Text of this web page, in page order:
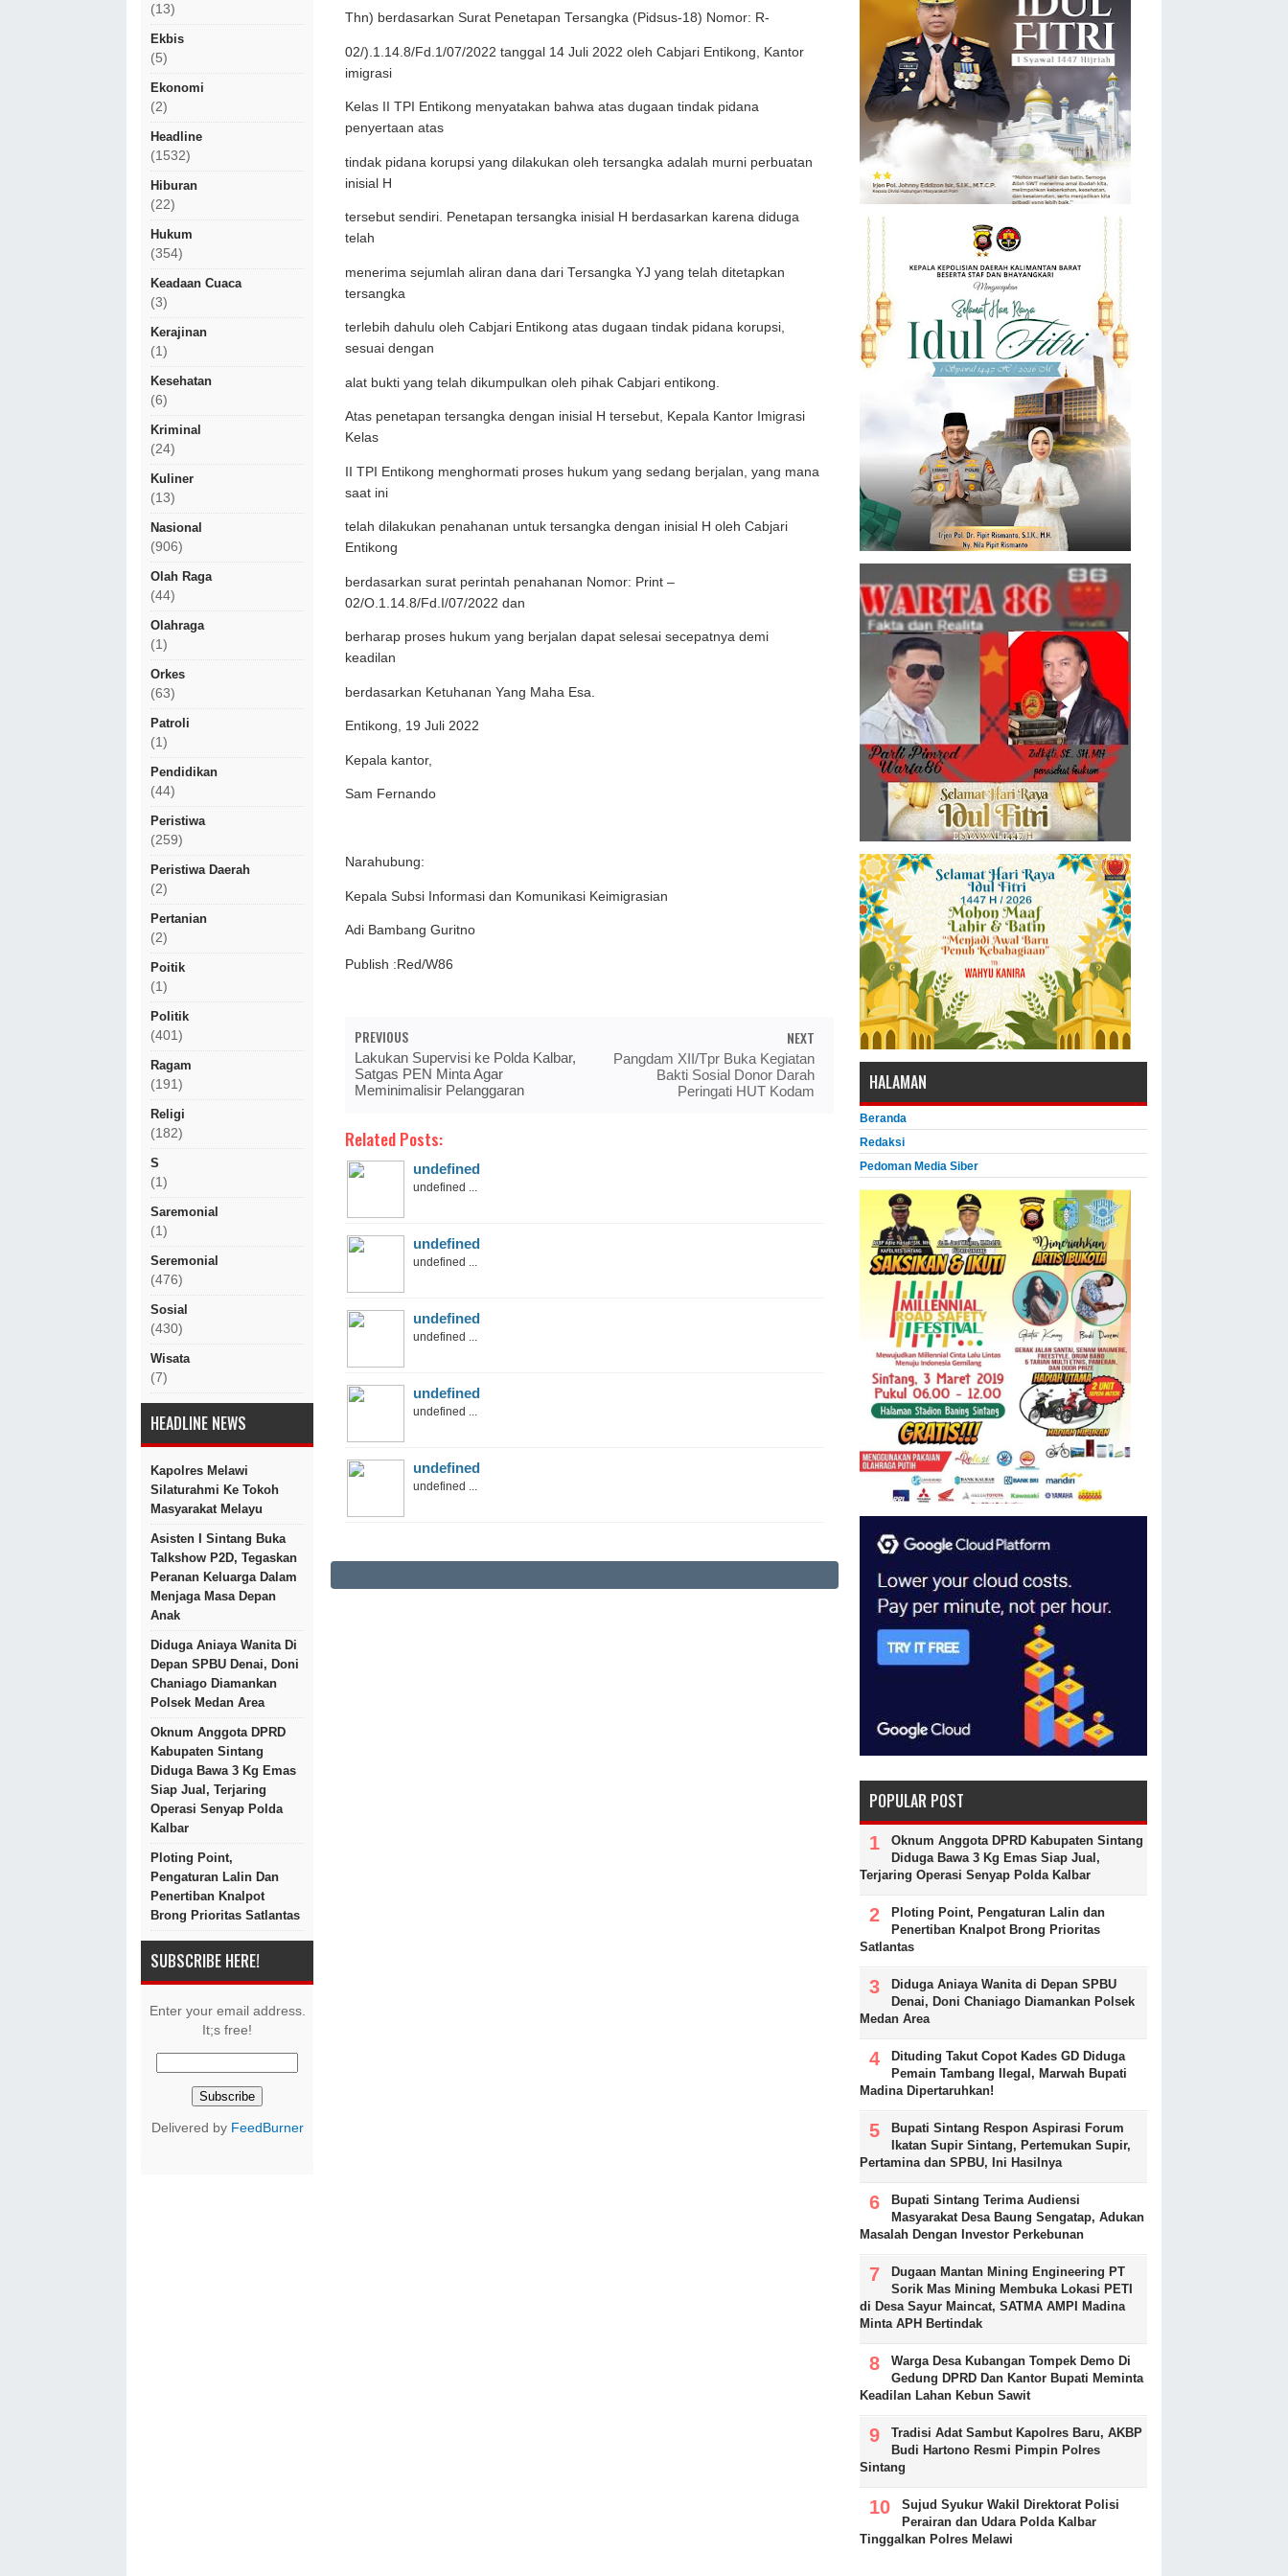
(13)
Ekbis
(5)
Ekonomi
(2)
Headline
(1532)
Hiburan
(22)
Hukum
(354)
Keadaan Cuaca
(3)
Kerajinan
(1)
Kesehatan
(6)
Kriminal
(24)
Kuliner
(13)
Nasional
(906)
Olah Raga
(44)
Olahraga
(1)
Orkes
(63)
Patroli
(1)
Pendidikan
(44)
Peristiwa
(259)
Peristiwa Daerah
(2)
Pertanian
(2)
Poitik
(1)
Politik
(401)
Ragam
(191)
Religi
(182)
S
(1)
Saremonial
(1)
Seremonial
(476)
Sosial
(430)
Wisata
(7)
HEADLINE NEWS
Kapolres Melawi
Silaturahmi Ke Tokoh
Masyarakat Melayu
Asisten I Sintang Buka
Talkshow P2D, Tegaskan
Peranan Keluarga Dalam
Menjaga Masa Depan
Anak
Diduga Aniaya Wanita Di
Depan SPBU Denai, Doni
Chaniago Diamankan
Polsek Medan Area
Oknum Anggota DPRD
Kabupaten Sintang
Diduga Bawa 3 Kg Emas
Siap Jual, Terjaring
Operasi Senyap Polda
Kalbar
Ploting Point,
Pengaturan Lalin Dan
Penertiban Knalpot
Brong Prioritas Satlantas
SUBSCRIBE HERE!
Enter your email address.
It;s free!
Delivered by FeedBurner
Thn) berdasarkan Surat Penetapan Tersangka (Pidsus-18) Nomor: R-
02/).1.14.8/Fd.1/07/2022 tanggal 14 Juli 2022 oleh Cabjari Entikong, Kantor
imigrasi
Kelas II TPI Entikong menyatakan bahwa atas dugaan tindak pidana
penyertaan atas
tindak pidana korupsi yang dilakukan oleh tersangka adalah murni perbuatan
inisial H
tersebut sendiri. Penetapan tersangka inisial H berdasarkan karena diduga
telah
menerima sejumlah aliran dana dari Tersangka YJ yang telah ditetapkan
tersangka
terlebih dahulu oleh Cabjari Entikong atas dugaan tindak pidana korupsi,
sesuai dengan
alat bukti yang telah dikumpulkan oleh pihak Cabjari entikong.
Atas penetapan tersangka dengan inisial H tersebut, Kepala Kantor Imigrasi
Kelas
II TPI Entikong menghormati proses hukum yang sedang berjalan, yang mana
saat ini
telah dilakukan penahanan untuk tersangka dengan inisial H oleh Cabjari
Entikong
berdasarkan surat perintah penahanan Nomor: Print –
02/O.1.14.8/Fd.I/07/2022 dan
berharap proses hukum yang berjalan dapat selesai secepatnya demi
keadilan
berdasarkan Ketuhanan Yang Maha Esa.
Entikong, 19 Juli 2022
Kepala kantor,
Sam Fernando
Narahubung:
Kepala Subsi Informasi dan Komunikasi Keimigrasian
Adi Bambang Guritno
Publish :Red/W86
PREVIOUS
Lakukan Supervisi ke Polda Kalbar,
Satgas PEN Minta Agar
Meminimalisir Pelanggaran
NEXT
Pangdam XII/Tpr Buka Kegiatan
Bakti Sosial Donor Darah
Peringati HUT Kodam
Related Posts:
undefined
undefined ...
undefined
undefined ...
undefined
undefined ...
undefined
undefined ...
undefined
undefined ...
HALAMAN
Beranda
Redaksi
Pedoman Media Siber
POPULAR POST
Oknum Anggota DPRD Kabupaten Sintang
Diduga Bawa 3 Kg Emas Siap Jual,
Terjaring Operasi Senyap Polda Kalbar
Ploting Point, Pengaturan Lalin dan
Penertiban Knalpot Brong Prioritas
Satlantas
Diduga Aniaya Wanita di Depan SPBU
Denai, Doni Chaniago Diamankan Polsek
Medan Area
Dituding Takut Copot Kades GD Diduga
Pemain Tambang Ilegal, Marwah Bupati
Madina Dipertaruhkan!
Bupati Sintang Respon Aspirasi Forum
Ikatan Supir Sintang, Pertemukan Supir,
Pertamina dan SPBU, Ini Hasilnya
Bupati Sintang Terima Audiensi
Masyarakat Desa Baung Sengatap, Adukan
Masalah Dengan Investor Perkebunan
Dugaan Mantan Mining Engineering PT
Sorik Mas Mining Membuka Lokasi PETI
di Desa Sayur Maincat, SATMA AMPI Madina
Minta APH Bertindak
Warga Desa Kubangan Tompek Demo Di
Gedung DPRD Dan Kantor Bupati Meminta
Keadilan Lahan Kebun Sawit
Tradisi Adat Sambut Kapolres Baru, AKBP
Budi Hartono Resmi Pimpin Polres
Sintang
Sujud Syukur Wakil Direktorat Polisi
Perairan dan Udara Polda Kalbar
Tinggalkan Polres Melawi